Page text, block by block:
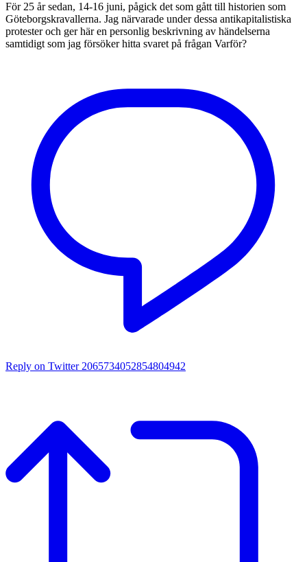
För 25 år sedan, 14-16 juni, pågick det som gått till historien som
Göteborgskravallerna. Jag närvarade under dessa antikapitalistiska
protester och ger här en personlig beskrivning av händelserna
samtidigt som jag försöker hitta svaret på frågan Varför?
Reply on Twitter 2065734052854804942